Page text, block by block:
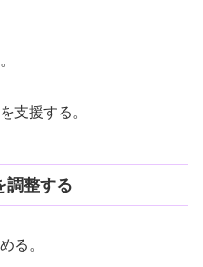
支援する。
調整する
る。